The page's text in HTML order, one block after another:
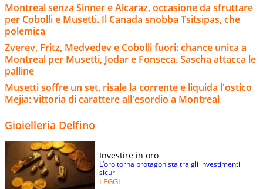
Montreal senza Sinner e Alcaraz, occasione da sfruttare
per Cobolli e Musetti. Il Canada snobba Tsitsipas, che
polemica
Zverev, Fritz, Medvedev e Cobolli fuori: chance unica a
Montreal per Musetti, Jodar e Fonseca. Sascha attacca le
palline
Musetti soffre un set, risale la corrente e liquida l'ostico
Mejia: vittoria di carattere all'esordio a Montreal
Gioielleria Delfino
Investire in oro
L’oro torna protagonista tra gli investimenti
sicuri
LEGGI